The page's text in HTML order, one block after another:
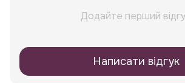
Додайте перший
Написати відгук